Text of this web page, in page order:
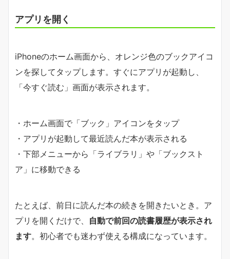
アプリを開く
iPhoneのホーム画面から、オレンジ色のブックアイコ
ンを探してタップします。すぐにアプリが起動し、
「今すぐ読む」画面が表示されます。
・ホーム画面で「ブック」アイコンをタップ
・アプリが起動して最近読んだ本が表示される
・下部メニューから「ライブラリ」や「ブックスト
ア」に移動できる
たとえば、前日に読んだ本の続きを開きたいとき。ア
プリを開くだけで、 自動で前回の読書履歴が表示され
ます。初心者でも迷わず使える構成になっています。